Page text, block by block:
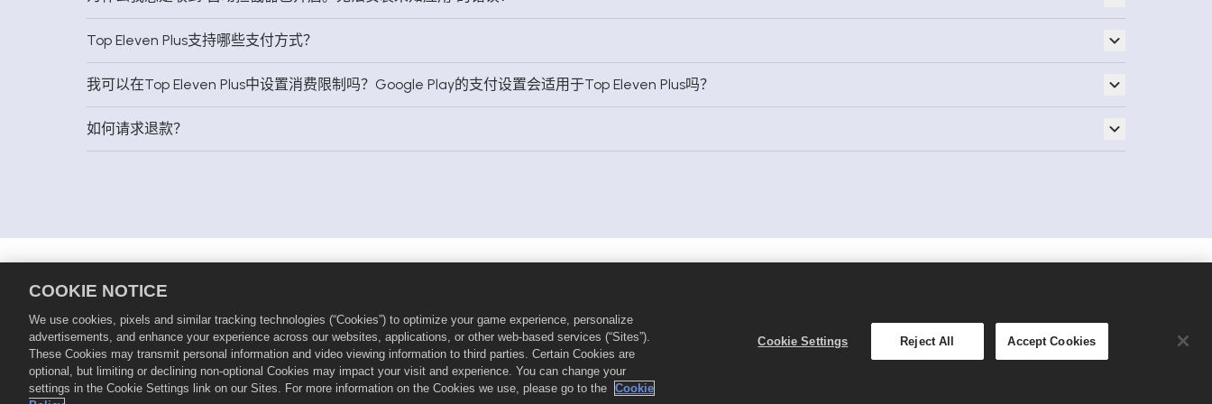
Top Eleven Plus支持哪些支付方式？
我可以在Top Eleven Plus中设置消费限制吗？Google Play的支付设置会适用于Top Eleven Plus吗？
如何请求退款？
司。保留所有权利。 Top Eleven商店由Nordeus Limited运营。优惠仅在《Top Eleven：做一名足球经理》游戏内有效。优惠可用性、价格和游戏形式可能因
地区而异。价格可能因版本、平台、地区以及过往购买记录而有所不同。
COOKIE NOTICE
We use cookies, pixels and similar tracking technologies (“Cookies”) to optimize your game experience, personalize
advertisements, and enhance your experience across our websites, applications, or other web-based services (“Sites”).
These Cookies may transmit personal information and video viewing information to third parties. Certain Cookies are
optional, but limiting or declining non-optional Cookies may impact your visit and experience. You can change your
settings in the Cookie Settings link on our Sites. For more information on the Cookies we use, please go to the Cookie
Cookie Settings Reject All Accept Cookies